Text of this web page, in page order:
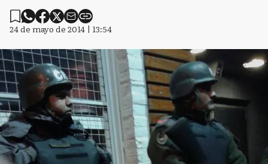
24 de mayo de 2014 | 13:54